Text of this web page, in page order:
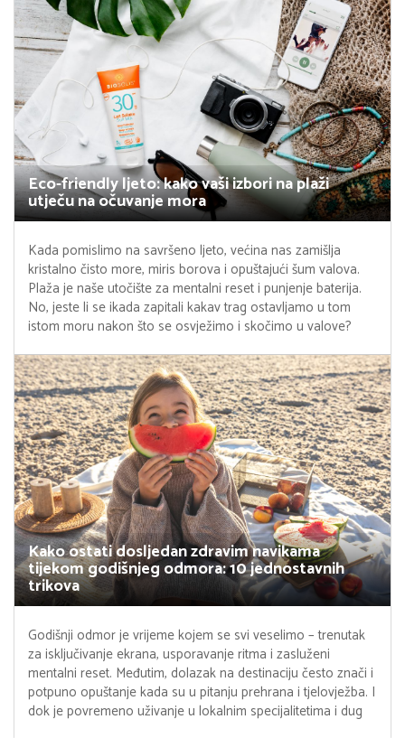
Eco-friendly ljeto: kako vaši izbori na plaži
utječu na očuvanje mora
Kada pomislimo na savršeno ljeto, većina nas zamišlja
kristalno čisto more, miris borova i opuštajući šum valova.
Plaža je naše utočište za mentalni reset i punjenje baterija.
No, jeste li se ikada zapitali kakav trag ostavljamo u tom
istom moru nakon što se osvježimo i skočimo u valove?
Kako ostati dosljedan zdravim navikama
tijekom godišnjeg odmora: 10 jednostavnih
trikova
Godišnji odmor je vrijeme kojem se svi veselimo – trenutak
za isključivanje ekrana, usporavanje ritma i zasluženi
mentalni reset. Međutim, dolazak na destinaciju često znači i
potpuno opuštanje kada su u pitanju prehrana i tjelovježba. I
dok je povremeno uživanje u lokalnim specijalitetima i dug